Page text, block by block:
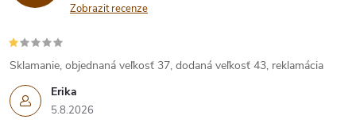
Zobrazit recenze
Erika
5.8.2026
Sklamanie, objednaná veľkosť 37, dodaná veľkosť 43, reklamácia